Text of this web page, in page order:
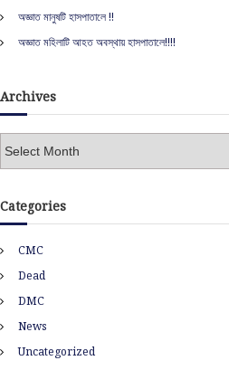
অজ্ঞাত মানুষটি হাসপাতালে !!
অজ্ঞাত মহিলাটি আহত অবস্থায় হাসপাতালে!!!!
Archives
h
e
s
Categories
CMC
Dead
DMC
News
Uncategorized